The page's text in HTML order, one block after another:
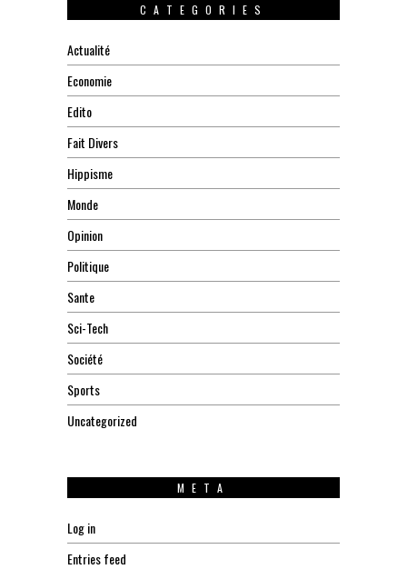
CATEGORIES
Actualité
Economie
Edito
Fait Divers
Hippisme
Monde
Opinion
Politique
Sante
Sci-Tech
Société
Sports
Uncategorized
META
Log in
Entries feed